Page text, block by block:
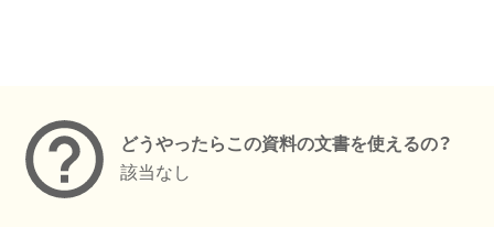
どうやったらこの資料の文書を使えるの？
該当なし